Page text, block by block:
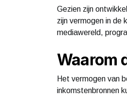
Gezien zijn
zijn vermogen in de
mediawereld,
Waarom
Het vermogen van
inkomstenbronnen